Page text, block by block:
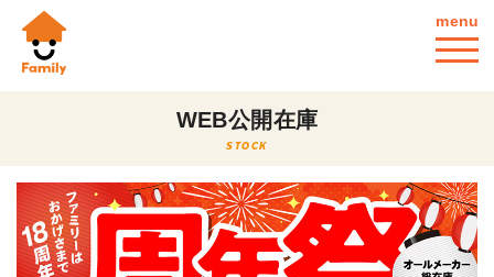
menu
WEB公開在庫
STOCK